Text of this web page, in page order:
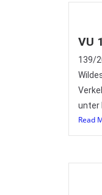
VU
139/
unter
Read